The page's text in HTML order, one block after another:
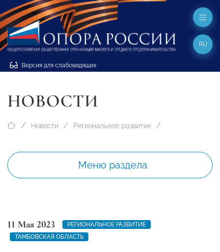
Версия для слабовидящих
RU
НОВОСТИ
Новости Региональное развитие
Меню раздела
11 Мая 2023
РЕГИОНАЛЬНОЕ РАЗВИТИЕ
ТАМБОВСКАЯ ОБЛАСТЬ